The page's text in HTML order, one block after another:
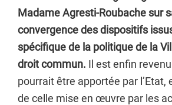
Madame Agresti-Roubache sur
convergence des dispositifs
spécifique de la politique de la
droit commun. Il est enfin
pourrait être apportée par l’Etat,
de celle mise en œuvre par les